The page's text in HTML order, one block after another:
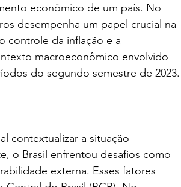
econômico de um país. No
desempenha um papel crucial na
controle da inflação e a
macroeconômico envolvido
do segundo semestre de 2023.
contextualizar a situação
o Brasil enfrentou desafios como
externa. Esses fatores